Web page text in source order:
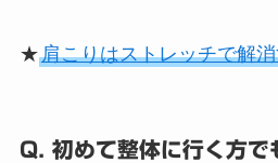
★肩こりはストレッチで解
Q. 初めて整体に行く方で